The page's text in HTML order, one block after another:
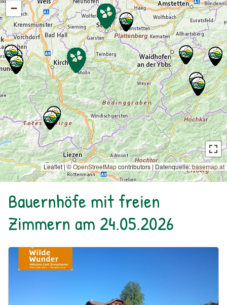
−
Leaflet | ©OpenStreetMapcontributors | Datenquelle:basemap.at
Bauernhöfe mit freien
Zimmern am 24.05.2026
Urlaub am Bauernhof: Bio Bauernhof Kurzeck